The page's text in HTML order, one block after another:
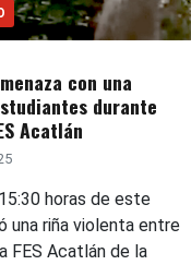
con una
durante
Acatlán
horas de este
una riña violenta entre
FES Acatlán de la